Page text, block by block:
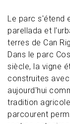
Le parc s'étend
parellada et
terres de Can
Dans le parc
siècle, la vigne
construites
aujourd'hui
tradition
parcourent